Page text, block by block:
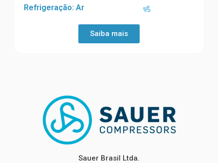
Refrigeração: Ar
Saiba mais
Sauer Brasil Ltda.